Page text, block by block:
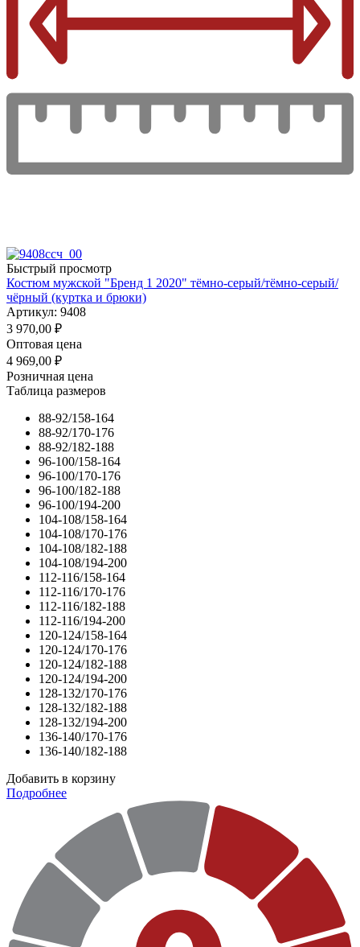
Быстрый просмотр
Костюм мужской "Бренд 1 2020" тёмно-серый/тёмно-серый/
чёрный (куртка и брюки)
Артикул: 9408
3 970,00 ₽
Оптовая цена
4 969,00 ₽
Розничная цена
Таблица размеров
88-92/158-164
88-92/170-176
88-92/182-188
96-100/158-164
96-100/170-176
96-100/182-188
96-100/194-200
104-108/158-164
104-108/170-176
104-108/182-188
104-108/194-200
112-116/158-164
112-116/170-176
112-116/182-188
112-116/194-200
120-124/158-164
120-124/170-176
120-124/182-188
120-124/194-200
128-132/170-176
128-132/182-188
128-132/194-200
136-140/170-176
136-140/182-188
Добавить в корзину
Подробнее